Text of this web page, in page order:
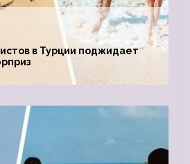
в Турции поджидает